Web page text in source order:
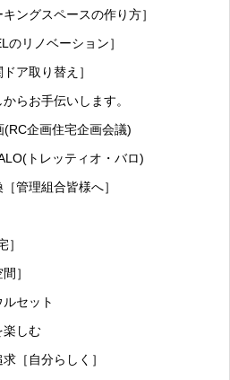
ングスペースの作り方］
のリノベーション］
ア取り替え］
らお手伝いします。
企画住宅企画会議)
トレッティオ・バロ)
管理組合皆様へ］
］
］
ルセット
楽しむ
［自分らしく］